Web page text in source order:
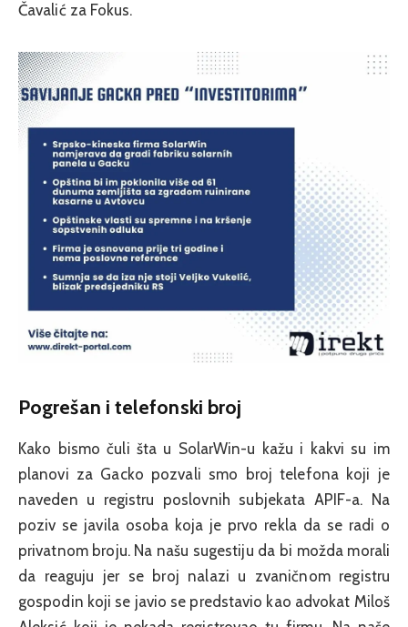
Čavalić za Fokus.
Pogrešan i telefonski broj
Kako bismo čuli šta u SolarWin-u kažu i kakvi su im
planovi za Gacko pozvali smo broj telefona koji je
naveden u registru poslovnih subjekata APIF-a. Na
poziv se javila osoba koja je prvo rekla da se radi o
privatnom broju. Na našu sugestiju da bi možda morali
da reaguju jer se broj nalazi u zvaničnom registru
gospodin koji se javio se predstavio kao advokat Miloš